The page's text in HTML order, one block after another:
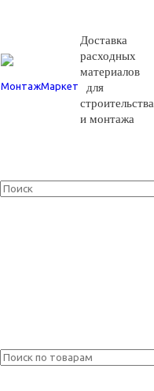
Доставка
расходных
материалов
для
строительства
и монтажа